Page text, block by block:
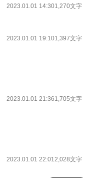
2023.01.01 14:301,270文字
2023.01.01 19:101,397文字
2023.01.01 21:361,705文字
2023.01.01 22:012,028文字